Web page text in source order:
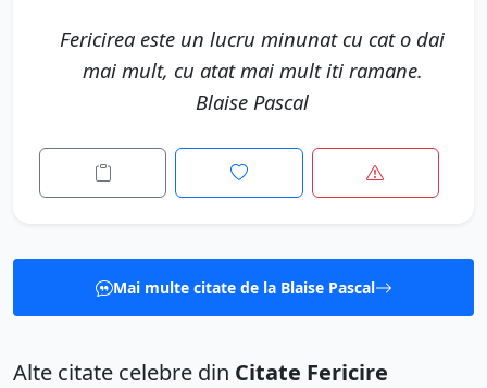
Fericirea este un lucru minunat cu cat o dai
mai mult, cu atat mai mult iti ramane.
Blaise Pascal
Mai multe citate de la Blaise Pascal
Alte citate celebre din Citate Fericire